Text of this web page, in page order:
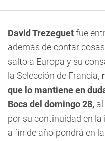
David Trezeguetfue
además de contar
salto a Europa y su
la Selección de Francia,
que lo mantiene en
Boca del domingo 28,
por su continuidad en
a fin de año pondrá en